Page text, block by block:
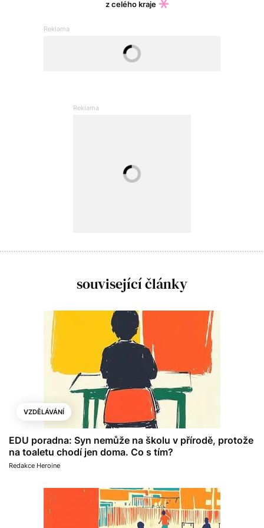
z celého kraje
související články
VZDĚLÁVÁNÍ
EDU poradna: Syn nemůže na školu v přírodě, protože
na toaletu chodí jen doma. Co s tím?
Redakce Heroine